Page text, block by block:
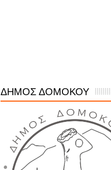
ΔΗΜΟΣ ΔΟΜΟΚΟΥ